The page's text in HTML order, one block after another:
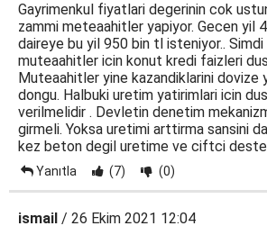
Gayrimenkul fiyatlari degerinin cok
zammi meteaahitler yapiyor. Gecen yil
daireye bu yil 950 bin tl isteniyor.. Simdi
muteaahitler icin konut kredi faizleri
Muteaahitler yine kazandiklarini dovize
dongu. Halbuki uretim yatirimlari icin
verilmelidir . Devletin denetim
girmeli. Yoksa uretimi arttirma sansini
kez beton degil uretime ve ciftci
Yanıtla (7) (0)
ismail / 26 Ekim 2021 12:04